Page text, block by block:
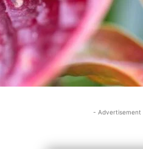
- Advertisement